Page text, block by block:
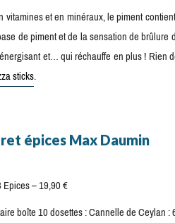
vitamines et en minéraux, le piment
de piment et de la sensation de
et… qui réchauffe en plus ! Rien
sticks.
épices Max Daumin
– 19,90 €
boîte 10 dosettes : Cannelle de Ceylan